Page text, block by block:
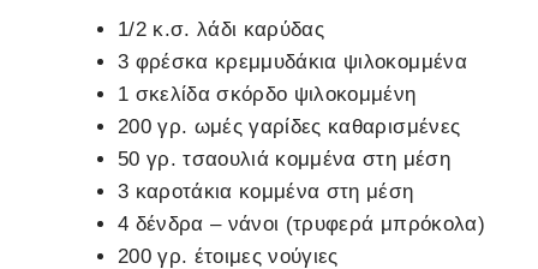
1/2 κ.σ. λάδι καρύδας
3 φρέσκα κρεμμυδάκια ψιλοκομμένα
1 σκελίδα σκόρδο ψιλοκομμένη
200 γρ. ωμές γαρίδες καθαρισμένες
50 γρ. τσαουλιά κομμένα στη μέση
3 καροτάκια κομμένα στη μέση
4 δένδρα – νάνοι (τρυφερά μπρόκολα)
200 γρ. έτοιμες νούγιες